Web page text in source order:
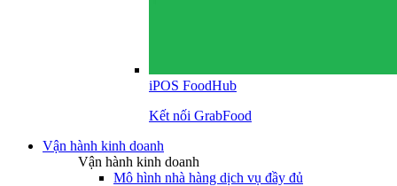
iPOS FoodHub
Kết nối GrabFood
Vận hành kinh doanh
Vận hành kinh doanh
Mô hình nhà hàng dịch vụ đầy đủ